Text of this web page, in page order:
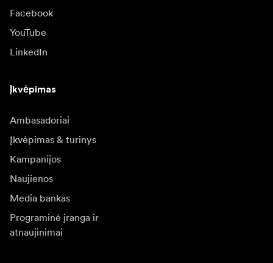
Facebook
YouTube
LinkedIn
Įkvėpimas
Ambasadoriai
Įkvėpimas & turinys
Kampanijos
Naujienos
Media bankas
Programinė įranga ir
atnaujinimai